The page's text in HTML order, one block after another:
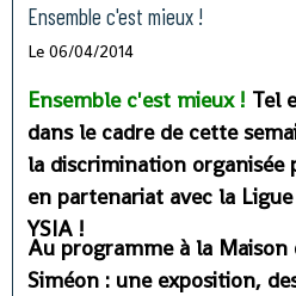
Ensemble c'est mieux !
Le 06/04/2014
Ensemble c'est mieux ! Tel
dans le cadre de cette
la discrimination organisée
en partenariat avec la
YSIA !
Au programme à la
Siméon : une exposition,